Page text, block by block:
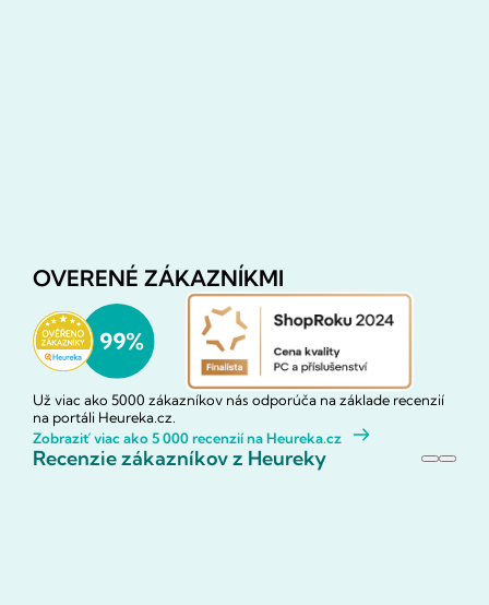
OVERENÉ ZÁKAZNÍKMI
Už viac ako 5000 zákazníkov nás odporúča na základe recenzií
na portáli Heureka.cz.
Zobraziť viac ako 5 000 recenzií na Heureka.cz
Recenzie zákazníkov z Heureky